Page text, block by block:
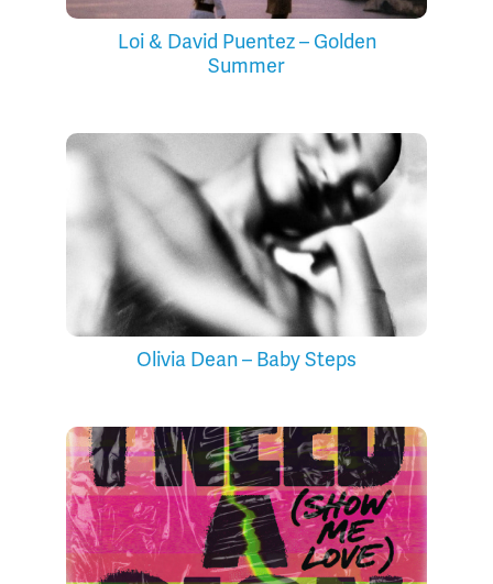
Loi & David Puentez – Golden
Summer
Olivia Dean – Baby Steps